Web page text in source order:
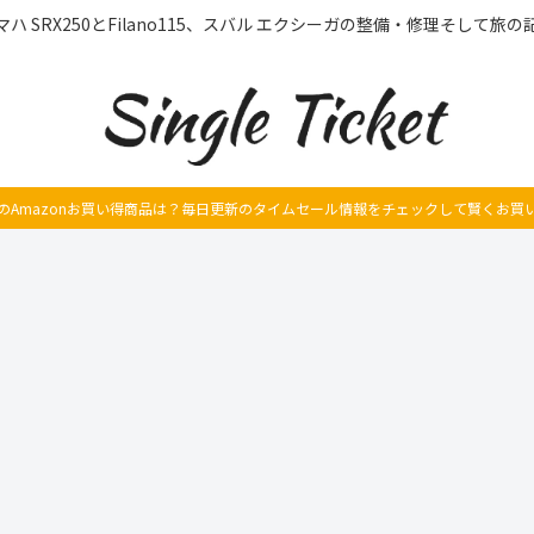
ハ SRX250とFilano115、スバル エクシーガの整備・修理そして旅の
Amazonお買い得商品は？毎日更新のタイムセール情報をチェックして賢くお買